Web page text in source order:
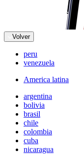
Volver
peru
venezuela
America latina
argentina
bolivia
brasil
chile
colombia
cuba
nicaragua